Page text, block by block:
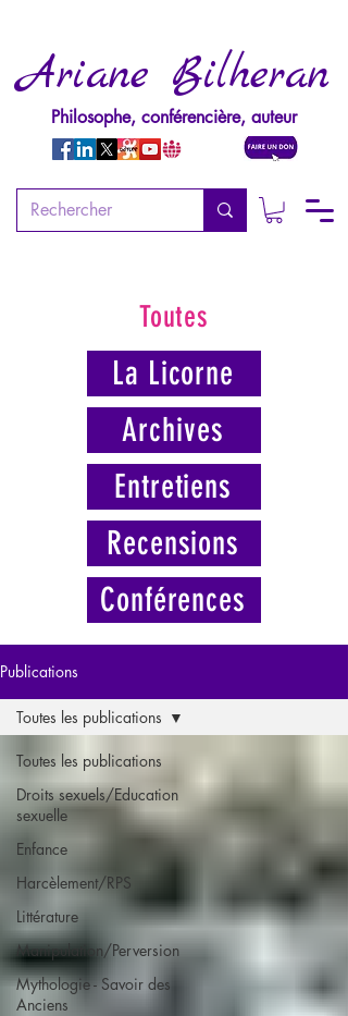
Ariane Bilheran
Philosophe, conférencière, auteur
Toutes
La Licorne
Archives
Entretiens
Recensions
Conférences
Publications
Toutes les publications
Droits sexuels/Education
sexuelle
Enfance
Harcèlement/RPS
Littérature
Manipulation/Perversion
Mythologie - Savoir des
Anciens
Toutes les publications